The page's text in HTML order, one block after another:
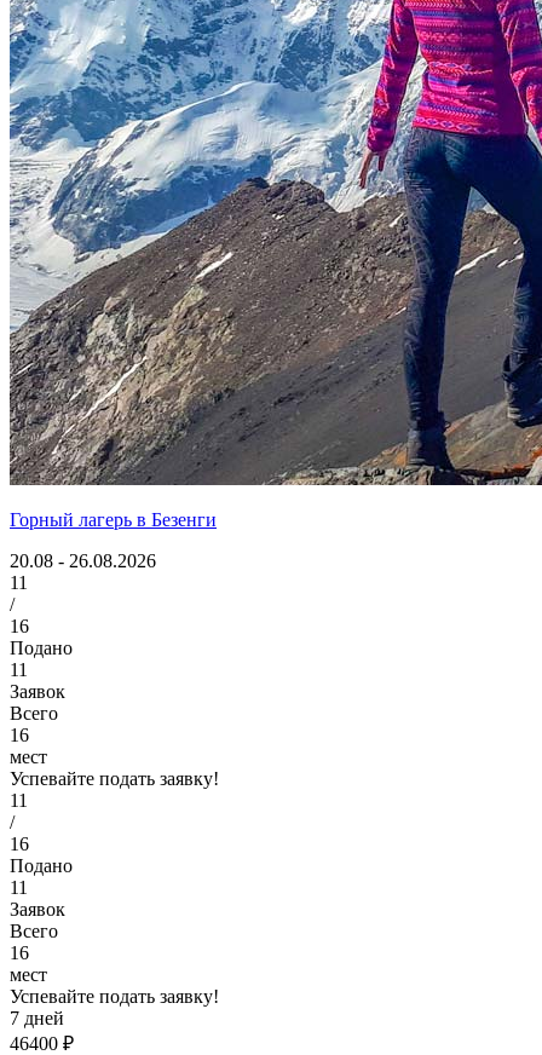
Горный лагерь в Безенги
20.08 - 26.08.2026
11
/
16
Подано
11
Заявок
Всего
16
мест
Успевайте подать заявку!
11
/
16
Подано
11
Заявок
Всего
16
мест
Успевайте подать заявку!
7 дней
46400 ₽